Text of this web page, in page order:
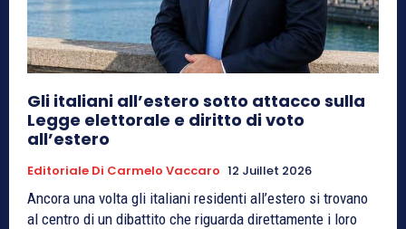
Gli italiani all’estero sotto attacco sulla
Legge elettorale e diritto di voto
all’estero
Editoriale Di Carmelo Vaccaro 12 Juillet 2026
Ancora una volta gli italiani residenti all’estero si trovano
al centro di un dibattito che riguarda direttamente i loro